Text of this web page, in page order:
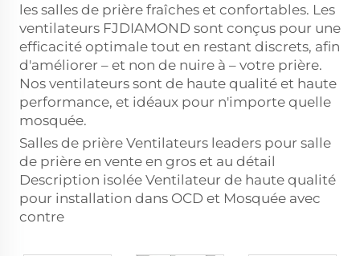
les salles de prière fraîches et confortables. Les
ventilateurs FJDIAMOND sont conçus pour une
efficacité optimale tout en restant discrets, afin
d'améliorer – et non de nuire à – votre prière.
Nos ventilateurs sont de haute qualité et haute
performance, et idéaux pour n'importe quelle
mosquée.
Salles de prière Ventilateurs leaders pour salle
de prière en vente en gros et au détail
Description isolée Ventilateur de haute qualité
pour installation dans OCD et Mosquée avec
contre